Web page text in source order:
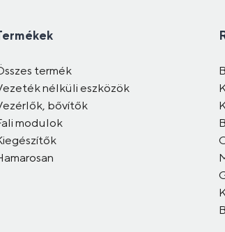
termék
nélküli eszközök
bővítők
modulok